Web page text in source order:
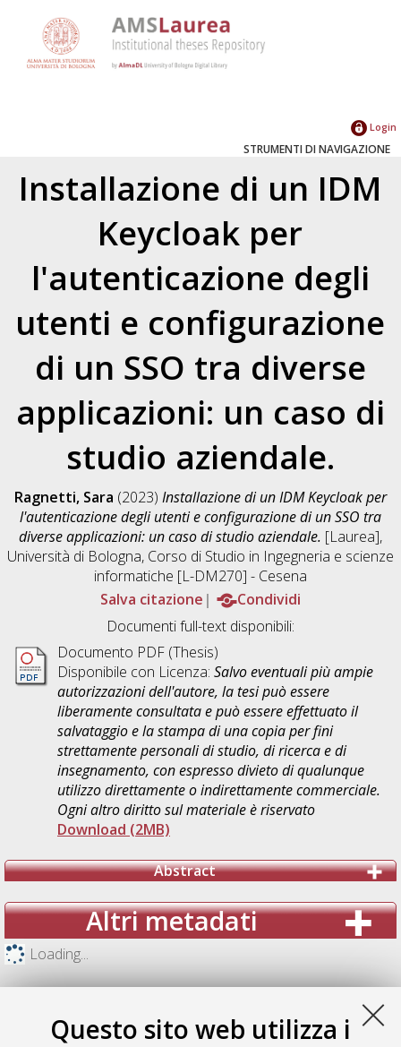
Questo sito web utilizza i
Login
STRUMENTI DI NAVIGAZIONE
Installazione di un IDM
Keycloak per
l'autenticazione degli
utenti e configurazione
di un SSO tra diverse
applicazioni: un caso di
studio aziendale.
Ragnetti, Sara (2023) Installazione di un IDM Keycloak per
l'autenticazione degli utenti e configurazione di un SSO tra
diverse applicazioni: un caso di studio aziendale. [Laurea],
Università di Bologna, Corso di Studio in Ingegneria e scienze
informatiche [L-DM270] - Cesena
Salva citazione
Condividi
Documenti full-text disponibili:
Documento PDF (Thesis)
Disponibile con Licenza: Salvo eventuali più ampie
autorizzazioni dell'autore, la tesi può essere
liberamente consultata e può essere effettuato il
salvataggio e la stampa di una copia per fini
strettamente personali di studio, di ricerca e di
insegnamento, con espresso divieto di qualunque
utilizzo direttamente o indirettamente commerciale.
Ogni altro diritto sul materiale è riservato
Download (2MB)
Abstract
Altri metadati
Loading...